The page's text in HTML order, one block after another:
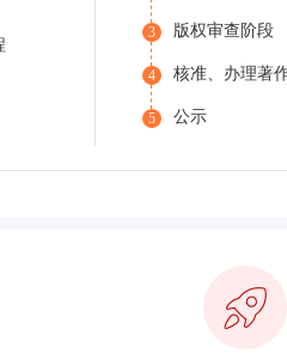
3 版权审查阶段
4 核准、办理著
5 公示